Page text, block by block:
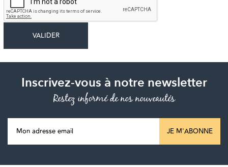
Inscrivez-vous à notre newsletter
Restez informé de nos nouveautés
JE M'ABONNE